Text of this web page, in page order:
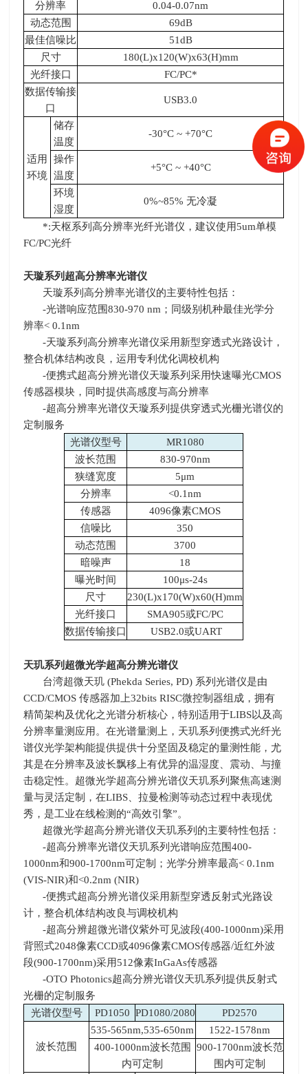
分辨率
0.04-0.07nm
动态范围
69dB
最佳信噪比
51dB
尺寸
180(L)x120(W)x63(H)mm
光纤接口
FC/PC*
数据传输接
口
USB3.0
适用
环境
储存
温度
-30°C ~ +70°C
操作
温度
+5°C ~ +40°C
环境
湿度
0%~85% 无冷凝
*:天枢系列高分辨率光纤光谱仪，建议使用5um单模
FC/PC光纤
天璇系列超高分辨率光谱仪
天璇系列高分辨率光谱仪的主要特性包括：
-光谱响应范围830-970 nm；同级别机种最佳光学分
辨率< 0.1nm
-天璇系列高分辨率光谱仪采用新型穿透式光路设计，
整合机体结构改良，运用专利优化调校机构
-便携式超高分辨光谱仪天璇系列采用快速曝光CMOS
传感器模块，同时提供高感度与高分辨率
-超高分辨率光谱仪天璇系列提供穿透式光栅光谱仪的
定制服务
光谱仪型号
MR1080
波长范围
830-970nm
狭缝宽度
5μm
分辨率
<0.1nm
传感器
4096像素CMOS
信噪比
350
动态范围
3700
暗噪声
18
曝光时间
100μs-24s
尺寸
230(L)x170(W)x60(H)mm
光纤接口
SMA905或FC/PC
数据传输接口
USB2.0或UART
天玑系列超微光学超高分辨光谱仪
台湾超微天玑 (Phekda Series, PD) 系列光谱仪是由
CCD/CMOS传感器加上32bits RISC微控制器组成，拥有
精简架构及优化之光谱分析核心，特别适用于LIBS以及高
分辨率量测应用。在光谱量测上，天玑系列便携式光纤光
谱仪光学架构能提供提供十分坚固及稳定的量测性能，尤
其是在分辨率及波长飘移上有优异的温湿度、震动、与撞
击稳定性。超微光学超高分辨光谱仪天玑系列聚焦高速测
量与灵活定制，在LIBS 、拉曼检测等动态过程中表现优
秀，是工业在线检测的“高效引擎”。
超微光学超高分辨光谱仪天玑系列的主要特性包括：
-超高分辨率光谱仪天玑系列光谱响应范围400-
1000nm和900-1700nm可定制；光学分辨率最高< 0.1nm
(VIS-NIR)和<0.2nm (NIR)
-便携式超高分辨光谱仪采用新型穿透反射式光路设
计，整合机体结构改良与调校机构
-超高分辨超微光谱仪紫外可见波段(400-1000nm)采用
背照式2048像素CCD或4096像素CMOS传感器/近红外波
段(900-1700nm)采用512像素InGaAs传感器
-OTO Photonics超高分辨光谱仪天玑系列提供反射式
光栅的定制服务
光谱仪型号
PD1050 PD1080/2080 PD2570
波长范围
535-565nm,535-650nm
1522-1578nm
400-1000nm波长范围
内可定制
900-1700nm波长范
围内可定制